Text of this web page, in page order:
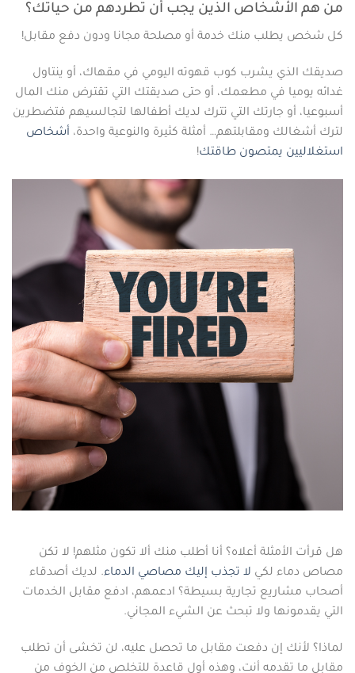
من هم الأشخاص الذين يجب أن تطردهم من حياتك؟
كل شخص يطلب منك خدمة أو مصلحة مجانا ودون دفع مقابل!
صديقك الذي يشرب كوب قهوته اليومي في مقهاك، أو ينتاول
غدائه يوميا في مطعمك، أو حتى صديقتك التي تقترض منك المال
أسبوعيا، أو جارتك التي تترك لديك أطفالها لتجالسيهم فتضطرين
لترك أشغالك ومقابلتهم… أمثلة كثيرة والنوعية واحدة، أشخاص
استغلاليين يمتصون طاقتك!
هل قرأت الأمثلة أعلاه؟ أنا أطلب منك ألا تكون مثلهم! لا تكن
مصاص دماء لكي لا تجذب إليك مصاصي الدماء. لديك أصدقاء
أصحاب مشاريع تجارية بسيطة؟ ادعمهم، ادفع مقابل الخدمات
التي يقدمونها ولا تبحث عن الشيء المجاني.
لماذا؟ لأنك إن دفعت مقابل ما تحصل عليه، لن تخشى أن تطلب
مقابل ما تقدمه أنت، وهذه أول قاعدة للتخلص من الخوف من